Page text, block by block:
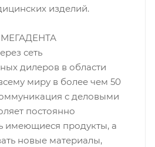
изделий.
сеть
дилеров в области
миру в более чем 50
с деловыми
постоянно
имеющиеся продукты, а
новые материалы,